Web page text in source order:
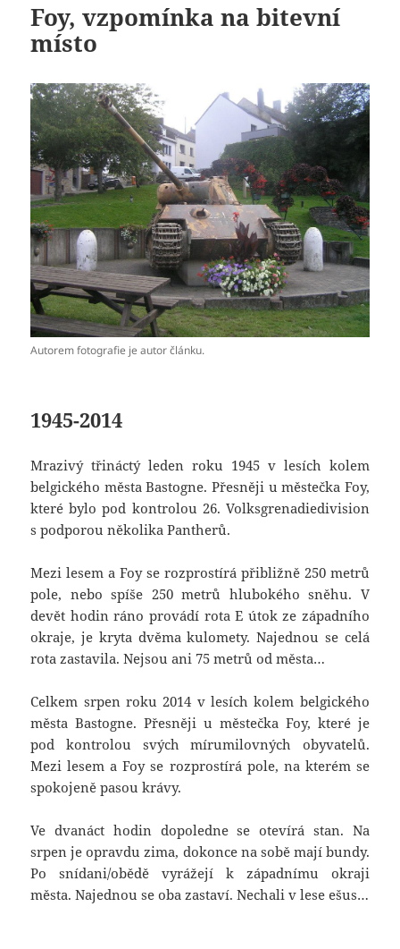
Foy, vzpomínka na bitevní
místo
Autorem fotografie je autor článku.
1945-2014
Mrazivý třináctý leden roku 1945 v lesích kolem
belgického města Bastogne. Přesněji u městečka Foy,
které bylo pod kontrolou 26. Volksgrenadiedivision
s podporou několika Pantherů.
Mezi lesem a Foy se rozprostírá přibližně 250 metrů
pole, nebo spíše 250 metrů hlubokého sněhu. V
devět hodin ráno provádí rota E útok ze západního
okraje, je kryta dvěma kulomety. Najednou se celá
rota zastavila. Nejsou ani 75 metrů od města…
Celkem srpen roku 2014 v lesích kolem belgického
města Bastogne. Přesněji u městečka Foy, které je
pod kontrolou svých mírumilovných obyvatelů.
Mezi lesem a Foy se rozprostírá pole, na kterém se
spokojeně pasou krávy.
Ve dvanáct hodin dopoledne se otevírá stan. Na
srpen je opravdu zima, dokonce na sobě mají bundy.
Po snídani/obědě vyrážejí k západnímu okraji
města. Najednou se oba zastaví. Nechali v lese ešus…